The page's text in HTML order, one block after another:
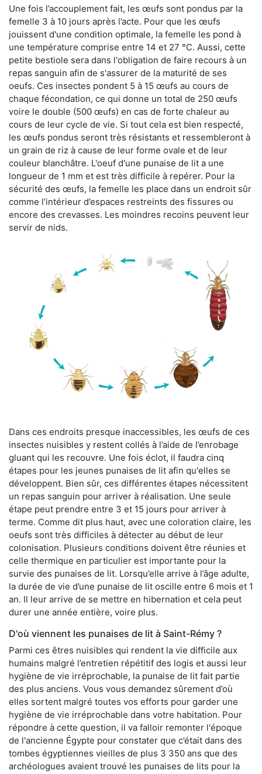
Une fois l’accouplement fait, les œufs sont pondus par la
femelle 3 à 10 jours après l’acte. Pour que les œufs
jouissent d'une condition optimale, la femelle les pond à
une température comprise entre 14 et 27 °C. Aussi, cette
petite bestiole sera dans l'obligation de faire recours à un
repas sanguin afin de s'assurer de la maturité de ses
oeufs. Ces insectes pondent 5 à 15 œufs au cours de
chaque fécondation, ce qui donne un total de 250 œufs
voire le double (500 œufs) en cas de forte chaleur au
cours de leur cycle de vie. Si tout cela est bien respecté,
les œufs pondus seront très résistants et ressembleront à
un grain de riz à cause de leur forme ovale et de leur
couleur blanchâtre. L'oeuf d'une punaise de lit a une
longueur de 1 mm et est très difficile à repérer. Pour la
sécurité des œufs, la femelle les place dans un endroit sûr
comme l’intérieur d’espaces restreints des fissures ou
encore des crevasses. Les moindres recoins peuvent leur
servir de nids.
Dans ces endroits presque inaccessibles, les œufs de ces
insectes nuisibles y restent collés à l’aide de l’enrobage
gluant qui les recouvre. Une fois éclot, il faudra cinq
étapes pour les jeunes punaises de lit afin qu'elles se
développent. Bien sûr, ces différentes étapes nécessitent
un repas sanguin pour arriver à réalisation. Une seule
étape peut prendre entre 3 et 15 jours pour arriver à
terme. Comme dit plus haut, avec une coloration claire, les
oeufs sont très difficiles à détecter au début de leur
colonisation. Plusieurs conditions doivent être réunies et
celle thermique en particulier est importante pour la
survie des punaises de lit. Lorsqu’elle arrive à l’âge adulte,
la durée de vie d’une punaise de lit oscille entre 6 mois et 1
an. Il leur arrive de se mettre en hibernation et cela peut
durer une année entière, voire plus.
D'où viennent les punaises de lit à Saint-Rémy ?
Parmi ces êtres nuisibles qui rendent la vie difficile aux
humains malgré l’entretien répétitif des logis et aussi leur
hygiène de vie irréprochable, la punaise de lit fait partie
des plus anciens. Vous vous demandez sûrement d’où
elles sortent malgré toutes vos efforts pour garder une
hygiène de vie irréprochable dans votre habitation. Pour
répondre à cette question, il va falloir remonter l'époque
de l'ancienne Égypte pour constater que c’était dans des
tombes égyptiennes vieilles de plus 3 350 ans que des
archéologues avaient trouvé les punaises de lits pour la